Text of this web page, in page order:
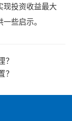
现投资收益最大
些启示。
？
？